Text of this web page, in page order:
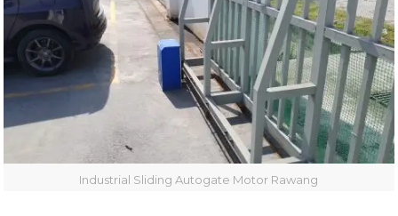
Industrial Sliding Autogate Motor Rawang